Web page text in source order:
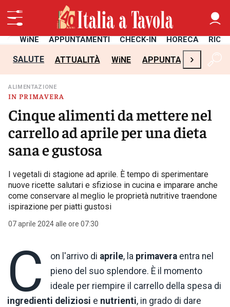
WiNE APPUNTAMENTI CHECK-IN HORECA
SALUTE ATTUALITÀ WiNE APPUNTAMENTI
›
IN PRIMAVERA
ALIMENTAZIONE
Cinque alimenti da mettere nel
carrello ad aprile per una dieta
sana e gustosa
I vegetali di stagione ad aprile. È tempo di sperimentare
nuove ricette salutari e sfiziose in cucina e imparare anche
come conservare al meglio le proprietà nutritive traendone
ispirazione per piatti gustosi
07 aprile 2024 alle ore 07:30
C on l'arrivo di aprile, la primavera entra nel
pieno del suo splendore. È il momento
ideale per riempire il carrello della spesa di
ingredienti deliziosi e nutrienti, in grado di dare